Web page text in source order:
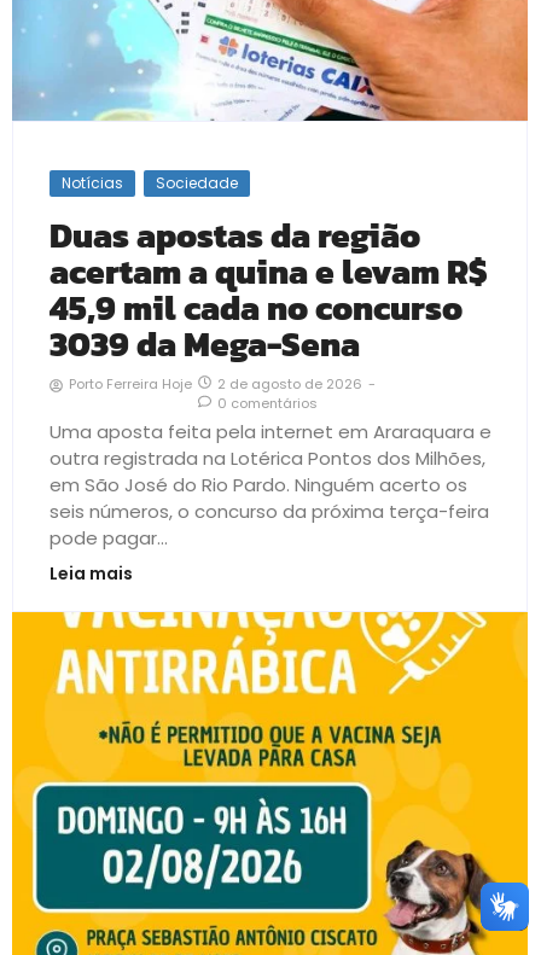
Notícias Sociedade
Duas apostas da região
acertam a quina e levam R$
45,9 mil cada no concurso
3039 da Mega-Sena
Porto Ferreira Hoje 2 de agosto de 2026 -
0 comentários
Uma aposta feita pela internet em Araraquara e
outra registrada na Lotérica Pontos dos Milhões,
em São José do Rio Pardo. Ninguém acerto os
seis números, o concurso da próxima terça-feira
pode pagar...
Leia mais